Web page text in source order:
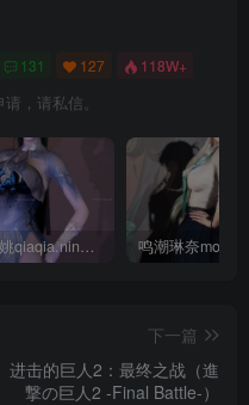
131 127 118W+
，请私信。
剑来-宁姚qiaqia.ningyao-re.1
下一篇
进击的巨人2：最终之战（進
撃の巨人2 -Final Battle-）